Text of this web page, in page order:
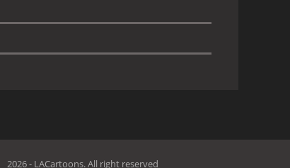
2026 - LACartoons. All right reserved